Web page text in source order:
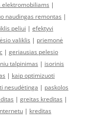
elektromobiliams |
naudingas remontas |
peliui | efektyvi
valiklis | priemonė
| geriausias pelesio
talpinimas | isorinis
| kaip optimizuoti
nesudėtinga | paskolos
| greitas kreditas |
| kreditas